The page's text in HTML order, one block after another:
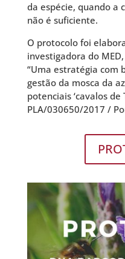
da espécie, quando a
não é suficiente.
O protocolo foi
investigadora do
“Uma estratégia com
gestão da mosca da
potenciais ‘cavalos de
PLA/030650/2017 /